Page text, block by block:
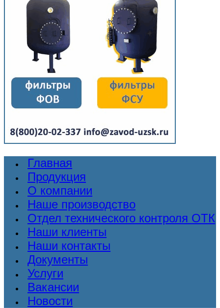
Главная
Продукция
О компании
Наше производство
Отдел технического контроля ОТК
Наши клиенты
Наши контакты
Документы
Услуги
Вакансии
Новости